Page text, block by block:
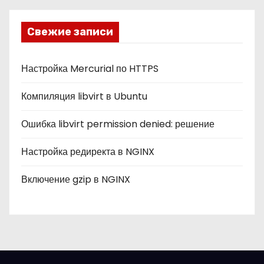
к
и
Свежие записи
Настройка Mercurial по HTTPS
Компиляция libvirt в Ubuntu
Ошибка libvirt permission denied: решение
Настройка редиректа в NGINX
Включение gzip в NGINX